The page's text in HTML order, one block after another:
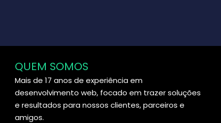
QUEM SOMOS
Mais de 17 anos de experiência em
desenvolvimento web, focado em trazer soluções
e resultados para nossos clientes, parceiros e
amigos.